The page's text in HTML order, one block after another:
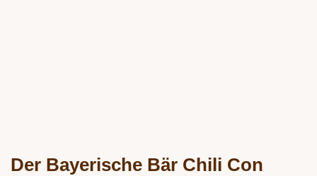
Der Bayerische Bär Chili Con